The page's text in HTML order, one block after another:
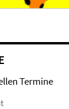
Termine